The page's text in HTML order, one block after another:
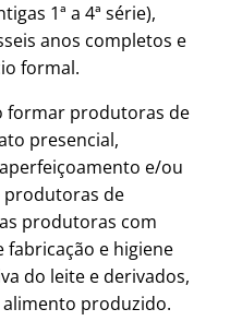
1ª a 4ª série),
anos completos e
formal.
formar produtoras de
presencial,
e/ou
produtoras de
produtoras com
fabricação e higiene
do leite e derivados,
produzido.